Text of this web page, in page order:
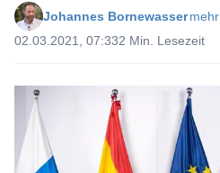
Johannes Bornewassermehr
02.03.2021, 07:332 Min. Lesezeit